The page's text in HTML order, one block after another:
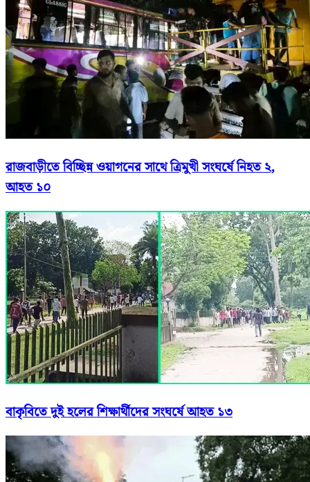
রাজবাড়ীতে বিচ্ছিন্ন ওয়াগনের সাথে ত্রিমুখী সংঘর্ষে নিহত ২,
আহত ১০
বাকৃবিতে দুই হলের শিক্ষার্থীদের সংঘর্ষে আহত ১৩